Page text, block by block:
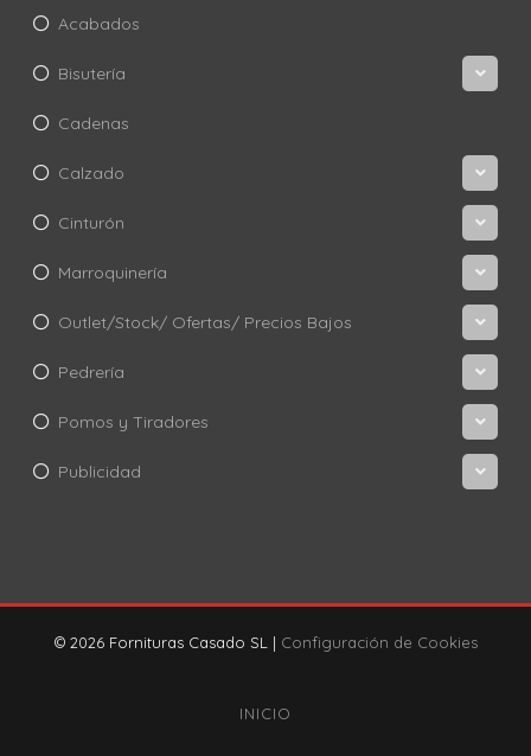
Acabados
Bisutería
Cadenas
Calzado
Cinturón
Marroquinería
Outlet/Stock/ Ofertas/ Precios Bajos
Pedrería
Pomos y Tiradores
Publicidad
© 2026 Fornituras Casado SL | Configuración de Cookies
INICIO